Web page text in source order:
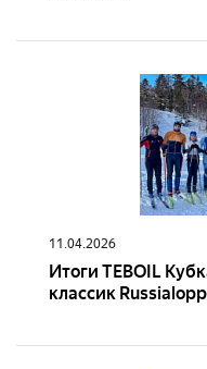
11.04.2026
Итоги TEBOIL
классик